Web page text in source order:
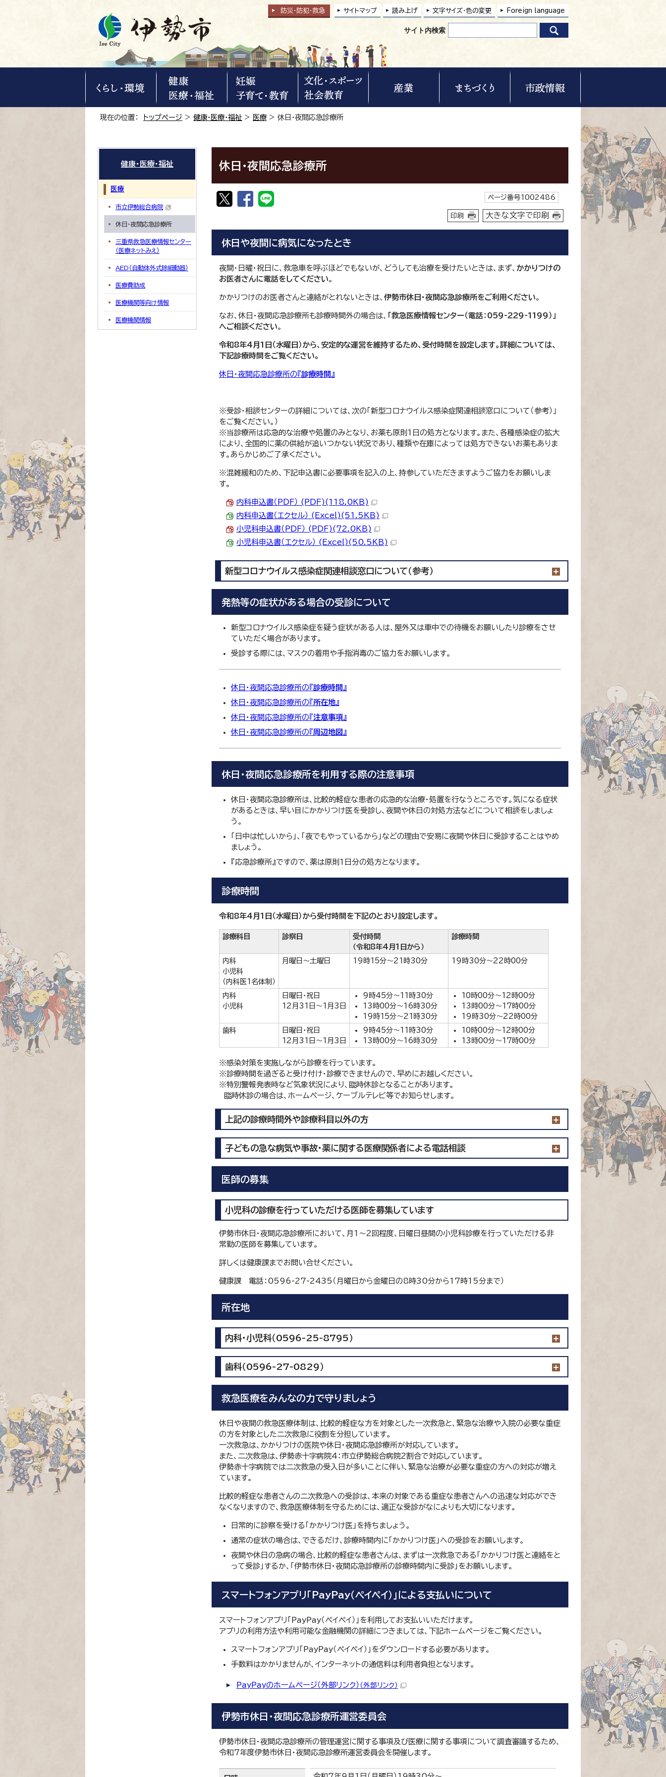
防災・防犯・救急 サイトマップ 読み上げ 文字サイズ・色の変更 Foreign language
サイト内検索
現在の位置： トップページ > 健康・医療・福祉 > 医療 > 休日・夜間応急診療所
休日・夜間応急診療所
ページ番号1002486
印刷 大きな文字で印刷
休日や夜間に病気になったとき
夜間・日曜・祝日に、救急車を呼ぶほどでもないが、どうしても治療を受けたいときは、まず、 かかりつけの
お医者さんに電話をしてください。
かかりつけのお医者さんと連絡がとれないときは、 伊勢市休日・夜間応急診療所をご利用ください。
なお、休日・夜間応急診療所も診療時間外の場合は、 「救急医療情報センター（電話：059-229-1199） 」
へご相談ください。
令和8年4月1日（水曜日）から、安定的な運営を維持するため、受付時間を設定します。詳細については、
下記診療時間をご覧ください。
休日・夜間応急診療所の『診療時間 』
※受診・相談センターの詳細については、次の「新型コロナウイルス感染症関連相談窓口について（参考）」
をご覧ください。）
※当診療所は応急的な治療や処置のみとなり、お薬も原則1日の処方となります。また、各種感染症の拡大
により、全国的に薬の供給が追いつかない状況であり、種類や在庫によっては処方できないお薬もありま
す。あらかじめご了承ください。
※混雑緩和のため、下記申込書に必要事項を記入の上、持参していただきますようご協力をお願いしま
す。
内科申込書（PDF） (PDF)(118.0KB)
内科申込書（エクセル） (Excel)(51.5KB)
小児科申込書（PDF） (PDF)(72.0KB)
小児科申込書（エクセル） (Excel)(50.5KB)
新型コロナウイルス感染症関連相談窓口について（参考）
発熱等の症状がある場合の受診について
新型コロナウイルス感染症を疑う症状がある人は、屋外又は車中での待機をお願いしたり診療をさせ
ていただく場合があります。
受診する際には、マスクの着用や手指消毒のご協力をお願いします。
休日・夜間応急診療所の『診療時間 』
休日・夜間応急診療所の『所在地』
休日・夜間応急診療所の『注意事項』
休日・夜間応急診療所の『周辺地図 』
休日・夜間応急診療所を利用する際の注意事項
休日・夜間応急診療所は、比較的軽症な患者の応急的な治療・処置を行なうところです。気になる症状
があるときは、早い目にかかりつけ医を受診し、夜間や休日の対処方法などについて相談をしましょ
う。
「日中は忙しいから」、「夜でもやっているから」などの理由で安易に夜間や休日に受診することはやめ
ましょう。
『応急診療所』ですので、薬は原則1日分の処方となります。
診療時間
令和8年4月1日（水曜日）から受付時間を下記のとおり設定します。
診療科目 診察日
受付時間
（令和8年4月1日から）
診療時間
内科
小児科
（内科医1名体制）
月曜日～土曜日 19時15分～21時30分 19時30分～22時00分
内科
小児科
日曜日・祝日
12月31日～1月3日
9時45分～11時30分
13時00分～16時30分
19時15分～21時30分
10時00分～12時00分
13時00分～17時00分
19時30分～22時00分
歯科
日曜日・祝日
12月31日～1月3日
9時45分～11時30分
13時00分～16時30分
10時00分～12時00分
13時00分～17時00分
※感染対策を実施しながら診療を行っています。
※診療時間を過ぎると受け付け・診療できませんので、早めにお越しください。
※特別警報発表時など気象状況により、臨時休診となることがあります。
臨時休診の場合は、ホームページ、ケーブルテレビ等でお知らせします。
上記の診療時間外や診療科目以外の方
子どもの急な病気や事故・薬に関する医療関係者による電話相談
医師の募集
小児科の診療を行っていただける医師を募集しています
伊勢市休日・夜間応急診療所において、月1～2回程度、日曜日昼間の小児科診療を行っていただける非
常勤の医師を募集しています。
詳しくは健康課までお問い合せください。
健康課 電話：0596-27-2435（月曜日から金曜日の8時30分から17時15分まで）
所在地
内科・小児科（0596-25-8795）
歯科（0596-27-0829）
救急医療をみんなの力で守りましょう
休日や夜間の救急医療体制は、比較的軽症な方を対象とした一次救急と、緊急な治療や入院の必要な重症
の方を対象とした二次救急に役割を分担しています。
一次救急は、かかりつけの医院や休日・夜間応急診療所が対応しています。
また、二次救急は、伊勢赤十字病院4：市立伊勢総合病院2割合で対応しています。
伊勢赤十字病院では二次救急の受入日が多いことに伴い、緊急な治療が必要な重症の方への対応が増え
ています。
比較的軽症な患者さんの二次救急への受診は、本来の対象である重症な患者さんへの迅速な対応ができ
なくなりますので、救急医療体制を守るためには、適正な受診がなによりも大切になります。
日常的に診察を受ける「かかりつけ医」を持ちましょう。
通常の症状の場合は、できるだけ、診療時間内に「かかりつけ医」への受診をお願いします。
夜間や休日の急病の場合、比較的軽症な患者さんは、まずは一次救急である「かかりつけ医と連絡をと
って受診」するか、「伊勢市休日・夜間応急診療所の診療時間内に受診」をお願いします。
スマートフォンアプリ「PayPay（ペイペイ）」による支払いについて
スマートフォンアプリ「PayPay（ペイペイ）」を利用してお支払いいただけます。
アプリの利用方法や利用可能な金融機関の詳細につきましては、下記ホームページをご覧ください。
スマートフォンアプリ「PayPay（ペイペイ）」をダウンロードする必要があります。
手数料はかかりませんが、インターネットの通信料は利用者負担となります。
PayPayのホームページ（外部リンク） （外部リンク）
伊勢市休日・夜間応急診療所運営委員会
伊勢市休日・夜間応急診療所の管理運営に関する事項及び医療に関する事項について調査審議するため、
令和7年度伊勢市休日・夜間応急診療所運営委員会を開催します。
健康・医療・福祉
医療
市立伊勢総合病院
休日・夜間応急診療所
三重県救急医療情報センター
（医療ネットみえ）
AED（自動体外式除細動器）
医療費助成
医療機関等向け情報
医療機関情報